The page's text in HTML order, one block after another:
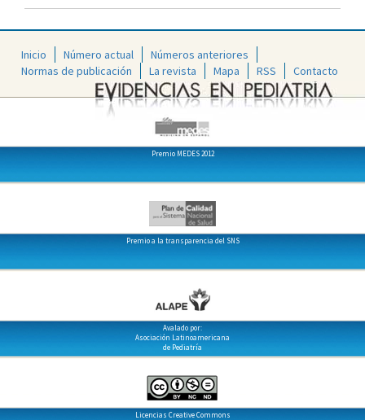
Inicio Número actual
Números anteriores
Normas de publicación
La revista Mapa RSS Contacto
Premio MEDES 2012
Premio a la transparencia del SNS
Avalado por:
Asociación Latinoamericana
de Pediatría
Licencias Creative Commons